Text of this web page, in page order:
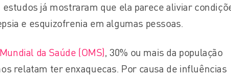
estudos já mostraram que ela parece aliviar
e esquizofrenia em algumas pessoas.
da Saúde (OMS), 30% ou mais da população
relatam ter enxaquecas. Por causa de influências